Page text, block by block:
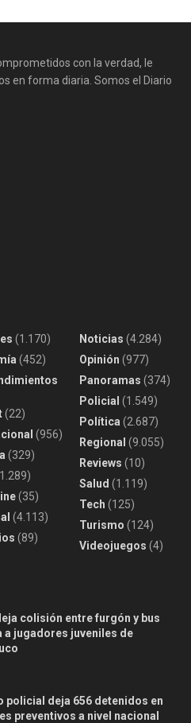
con la verdad, le
en forma diaria. Somos el Diario
(1.170)
(452)
(22)
(956)
(329)
(35)
(4.113)
(89)
Noticias (4.284)
Opinión (977)
Panoramas (374)
Policial (1.549)
Política (2.687)
Regional (9.055)
Reviews (10)
Salud (1.119)
Tech (125)
Turismo (124)
Videojuegos (4)
colisión entre furgón y bus
a jugadores juveniles de
policial deja 656 detenidos en
preventivos a nivel nacional